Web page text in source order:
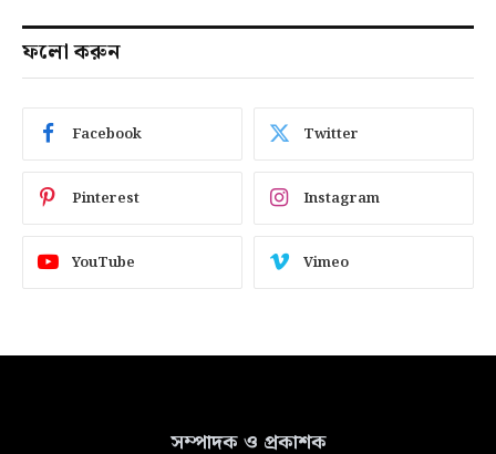
ফলো করুন
Facebook Twitter
Pinterest Instagram
YouTube Vimeo
সম্পাদক ও প্রকাশক